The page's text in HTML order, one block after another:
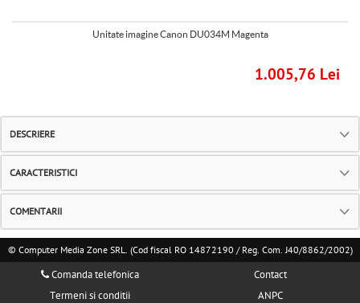
Unitate imagine Canon DU034M Magenta
1.005,76 Lei
DESCRIERE
CARACTERISTICI
COMENTARII
© Computer Media Zone SRL. (Cod fiscal RO 14872190 / Reg. Com. J40/8862/2002)
Comanda telefonica
Termeni si conditii
Contact
ANPC